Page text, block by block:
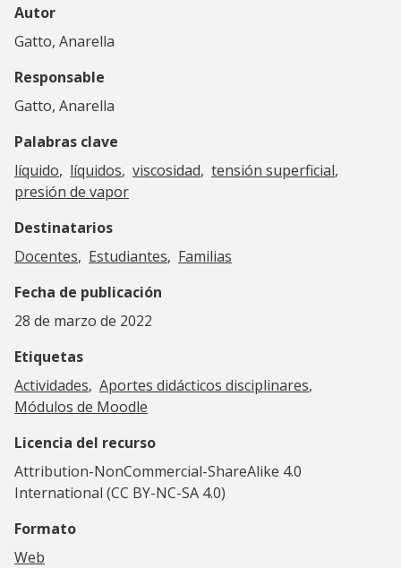
Autor
Gatto, Anarella
Responsable
Gatto, Anarella
Palabras clave
líquido
líquidos viscosidad tensión superficial
presión de vapor
Destinatarios
Docentes
Estudiantes
Familias
Fecha de publicación
28 de marzo de 2022
Etiquetas
Actividades Aportes didácticos disciplinares
Módulos de Moodle
Licencia del recurso
Attribution-NonCommercial-ShareAlike 4.0
International (CC BY-NC-SA 4.0)
Formato
Web